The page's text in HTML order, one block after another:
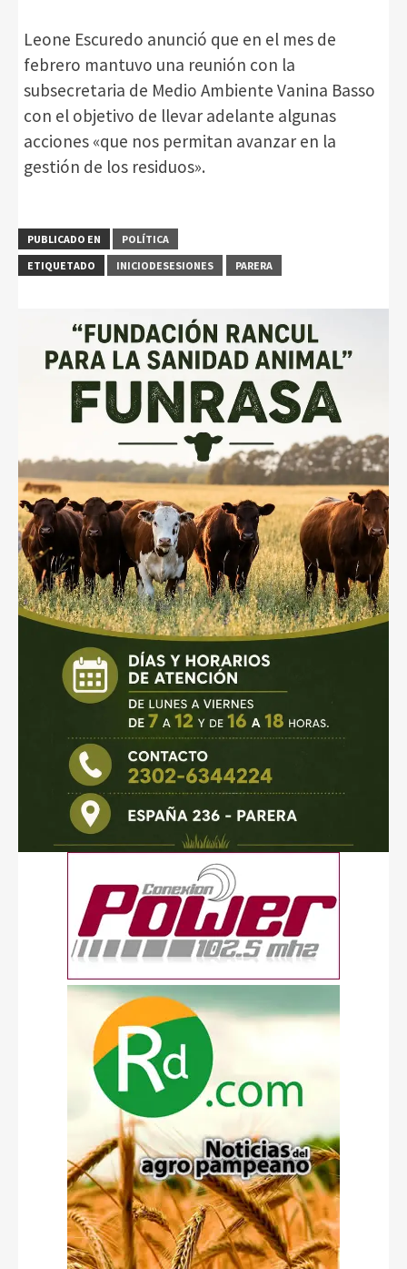
Leone Escuredo anunció que en el mes de
febrero mantuvo una reunión con la
subsecretaria de Medio Ambiente Vanina Basso
con el objetivo de llevar adelante algunas
acciones «que nos permitan avanzar en la
gestión de los residuos».
PUBLICADO EN
POLÍTICA
ETIQUETADO
INICIODESESIONES PARERA